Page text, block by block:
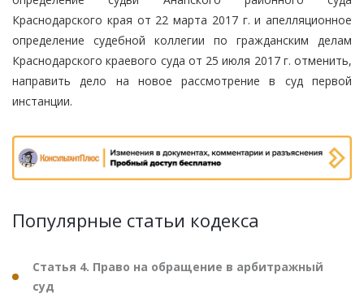
Краснодарского края от 22 марта 2017 г. и апелляционное
определение судебной коллегии по гражданским делам
Краснодарского краевого суда от 25 июля 2017 г. отменить,
направить дело на новое рассмотрение в суд первой
инстанции.
Популярные статьи кодекса
Статья 4. Право на обращение в арбитражный
суд